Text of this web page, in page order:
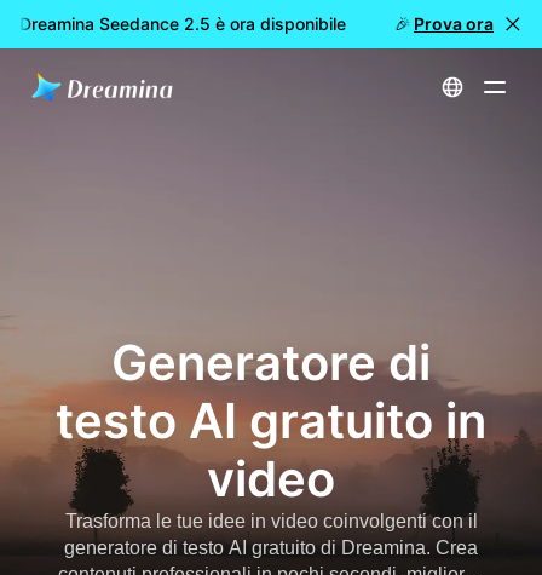
Dreamina Seedance 2.5 è ora disponibile 🎉 Nuovo modello
Prova ora
Home Generatore di testo AI gratuito in video
Generatore di
testo AI gratuito in
video
Trasforma le tue idee in video coinvolgenti con il
generatore di testo AI gratuito di Dreamina. Crea